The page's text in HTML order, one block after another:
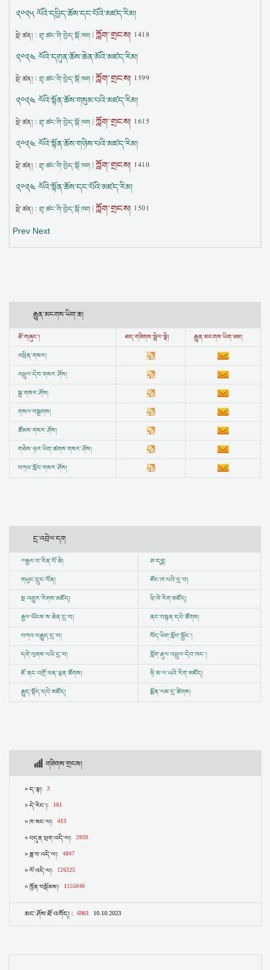
༢༠༢༥ ལོའི་དཔྱིད་ཆོས་དང་པོའི་མཛད་རིམ།
སྡེ་ཚན། : གྲྭ་ཚང་གི་བྱེད་སྒོ་ཁག |ཀློག་གྲངས། 1418
༢༠༢༤ ལོའི་དགུན་ཆོས་ཆེན་མོའི་མཛད་རིམ།
སྡེ་ཚན། : གྲྭ་ཚང་གི་བྱེད་སྒོ་ཁག |ཀློག་གྲངས། 1599
༢༠༢༤ ལོའི་སྟོན་ཆོས་གསུམ་པའི་མཛད་རིམ།
སྡེ་ཚན། : གྲྭ་ཚང་གི་བྱེད་སྒོ་ཁག |ཀློག་གྲངས། 1615
༢༠༢༤ ལོའི་སྟོན་ཆོས་གཉིས་པའི་མཛད་རིམ།
སྡེ་ཚན། : གྲྭ་ཚང་གི་བྱེད་སྒོ་ཁག |ཀློག་གྲངས། 1410
༢༠༢༤ ལོའི་སྟོན་ཆོས་དང་པོའི་མཛད་རིམ།
སྡེ་ཚན། : གྲྭ་ཚང་གི་བྱེད་སྒོ་ཁག |ཀློག་གྲངས། 1501
Prev Next
རྒྱུན་མངགས་ཡིག་ཆ།
ཐོ་གཞུང་། ཐད་གཟིགས་སྦྲེལ་སྣེ།
རྒྱུན་མངགས་ཡིག་ཟམ།
འཕྲིན་གསར།
འཕྲུལ་དེབ་གསར་ཤོས།
སྒྲ་གསར་ཤོས།
གསལ་བསྒྲགས།
ཚོམས་གསར་ཤོས།
གཅེས་ཉར་ཡིག་ཚགས་གསར་ཤོས།
བཀའ་སློབ་གསར་ཤོས།
དྲ་འབྲེལ་དག
ྋརྒྱལ་བ་རིན་པོ་ཆེ།
ཨ་དཪྴ།
གཡུང་དྲུང་བོན།
ཙོང་ཁ་པའི་དྲ་བ།
སྔ་འགྱུར་རིགས་མཛོད།
ཝི་ཁེ་རིག་མཛོད།
རྒྱལ་ཡོངས་ས་ཆེན་དྲ་བ།
ནང་བསྟན་དཔེ་ཚོགས།
བཀའ་བརྒྱུད་དྲ་བ།
བོད་ཡིག་སློབ་སྦྱོང་།
དགེ་ལུགས་པའི་དྲ་བ།
གློག་རྡུལ་འཕྲུལ་དེབ་ཁང་།
ཇོ་ནང་འགྲོ་ཕན་ལྷན་ཚོགས།
ཧི་མ་ལ་ཡའི་རིག་མཛོད།
རྒྱུད་སྟོད་དཔེ་མཛོད།
སྨོན་ལམ་དྲ་ཚིགས།